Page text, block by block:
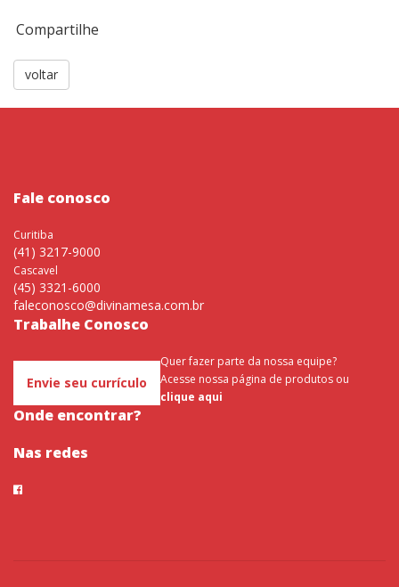
Compartilhe
voltar
Fale conosco
Curitiba
(41) 3217-9000
Cascavel
(45) 3321-6000
faleconosco@divinamesa.com.br
Trabalhe Conosco
Quer fazer parte da nossa equipe?
Envie seu currículo
Onde encontrar?
Acesse nossa página de produtos ou
clique aqui
Nas redes